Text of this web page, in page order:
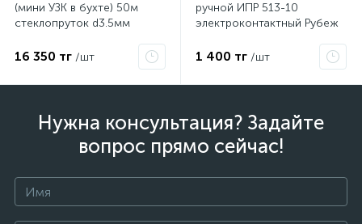
(мини УЗК в бухте) 50м
стеклопруток d3.5мм
16 350 тг /шт
ручной ИПР 513-10
электроконтактный Рубеж
1 400 тг /шт
Нужна консультация? Задайте
вопрос прямо сейчас!